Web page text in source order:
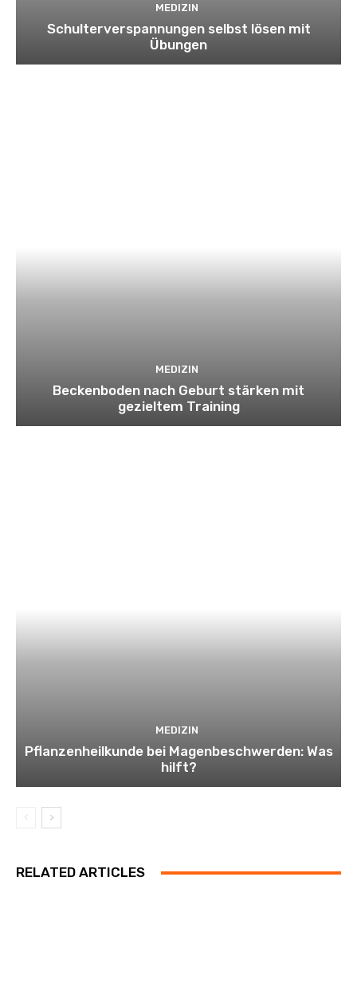
MEDIZIN
Schulterverspannungen selbst lösen mit
Übungen
MEDIZIN
Beckenboden nach Geburt stärken mit
gezieltem Training
MEDIZIN
Pflanzenheilkunde bei Magenbeschwerden: Was
hilft?
RELATED ARTICLES